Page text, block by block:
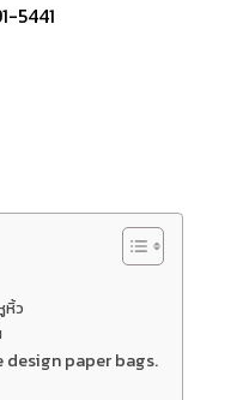
5441
หิ้ว
paper bags.